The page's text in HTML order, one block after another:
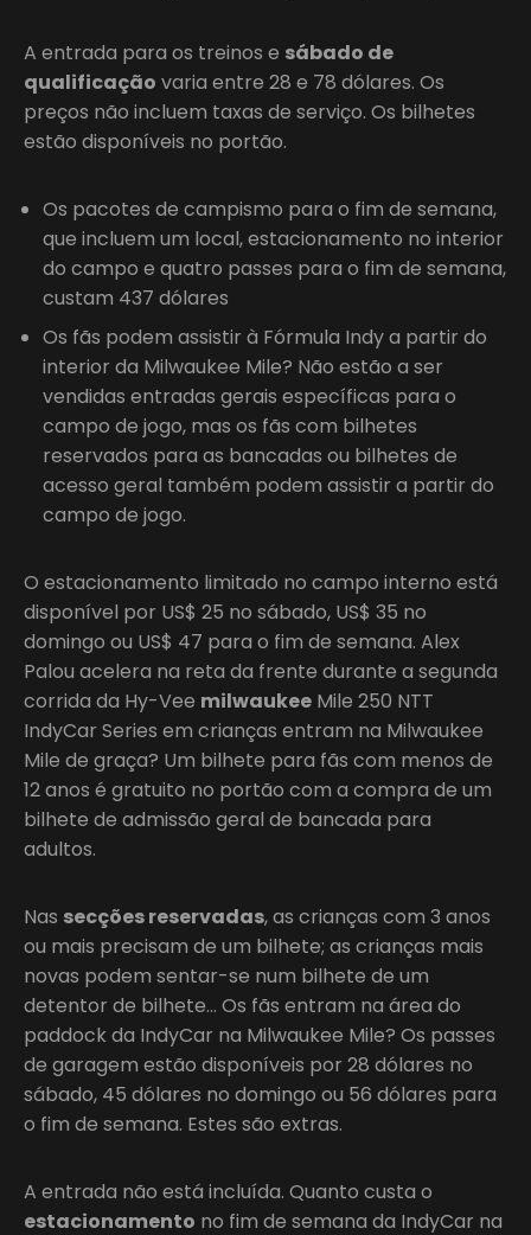
A entrada para os treinos e sábado de
qualificação varia entre 28 e 78 dólares. Os
preços não incluem taxas de serviço. Os bilhetes
estão disponíveis no portão.
Os pacotes de campismo para o fim de semana,
que incluem um local, estacionamento no interior
do campo e quatro passes para o fim de semana,
custam 437 dólares
Os fãs podem assistir à Fórmula Indy a partir do
interior da Milwaukee Mile? Não estão a ser
vendidas entradas gerais específicas para o
campo de jogo, mas os fãs com bilhetes
reservados para as bancadas ou bilhetes de
acesso geral também podem assistir a partir do
campo de jogo.
O estacionamento limitado no campo interno está
disponível por US$ 25 no sábado, US$ 35 no
domingo ou US$ 47 para o fim de semana. Alex
Palou acelera na reta da frente durante a segunda
corrida da Hy-Vee milwaukee Mile 250 NTT
IndyCar Series em crianças entram na Milwaukee
Mile de graça? Um bilhete para fãs com menos de
12 anos é gratuito no portão com a compra de um
bilhete de admissão geral de bancada para
adultos.
Nas secções reservadas, as crianças com 3 anos
ou mais precisam de um bilhete; as crianças mais
novas podem sentar-se num bilhete de um
detentor de bilhete… Os fãs entram na área do
paddock da IndyCar na Milwaukee Mile? Os passes
de garagem estão disponíveis por 28 dólares no
sábado, 45 dólares no domingo ou 56 dólares para
o fim de semana. Estes são extras.
A entrada não está incluída. Quanto custa o
estacionamento no fim de semana da IndyCar na